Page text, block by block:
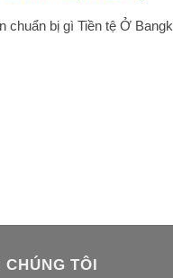
chuẩn bị gì Tiền tệ Ở
TÔI